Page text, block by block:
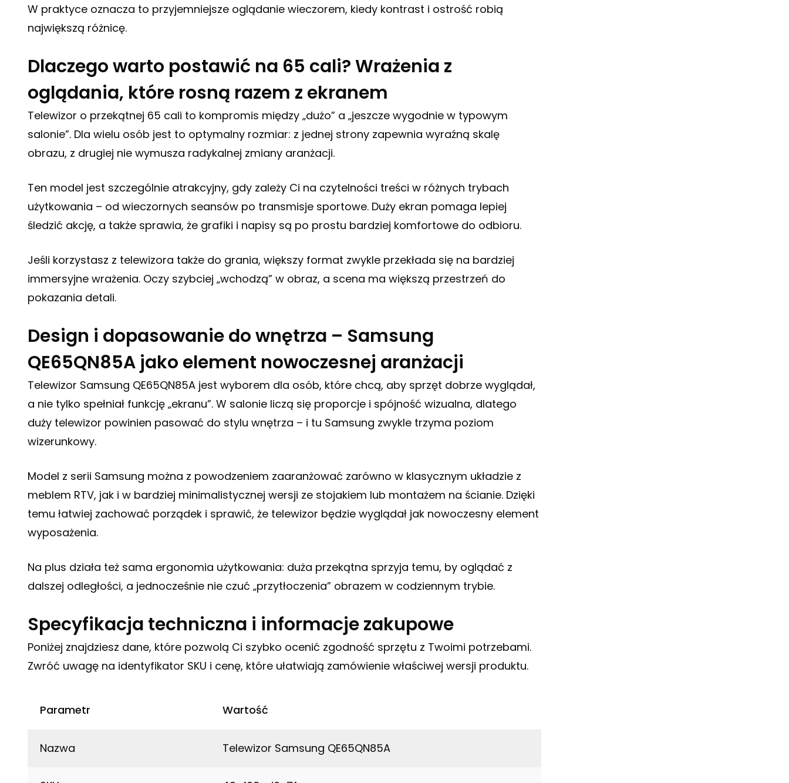
W praktyce oznacza to przyjemniejsze oglądanie wieczorem, kiedy kontrast i ostrość robią
największą różnicę.
Dlaczego warto postawić na 65 cali? Wrażenia z
oglądania, które rosną razem z ekranem
Telewizor o przekątnej 65 cali to kompromis między „dużo” a „jeszcze wygodnie w typowym
salonie”. Dla wielu osób jest to optymalny rozmiar: z jednej strony zapewnia wyraźną skalę
obrazu, z drugiej nie wymusza radykalnej zmiany aranżacji.
Ten model jest szczególnie atrakcyjny, gdy zależy Ci na czytelności treści w różnych trybach
użytkowania – od wieczornych seansów po transmisje sportowe. Duży ekran pomaga lepiej
śledzić akcję, a także sprawia, że grafiki i napisy są po prostu bardziej komfortowe do odbioru.
Jeśli korzystasz z telewizora także do grania, większy format zwykle przekłada się na bardziej
immersyjne wrażenia. Oczy szybciej „wchodzą” w obraz, a scena ma większą przestrzeń do
pokazania detali.
Design i dopasowanie do wnętrza – Samsung
QE65QN85A jako element nowoczesnej aranżacji
Telewizor Samsung QE65QN85A jest wyborem dla osób, które chcą, aby sprzęt dobrze wyglądał,
a nie tylko spełniał funkcję „ekranu”. W salonie liczą się proporcje i spójność wizualna, dlatego
duży telewizor powinien pasować do stylu wnętrza – i tu Samsung zwykle trzyma poziom
wizerunkowy.
Model z serii Samsung można z powodzeniem zaaranżować zarówno w klasycznym układzie z
meblem RTV, jak i w bardziej minimalistycznej wersji ze stojakiem lub montażem na ścianie. Dzięki
temu łatwiej zachować porządek i sprawić, że telewizor będzie wyglądał jak nowoczesny element
wyposażenia.
Na plus działa też sama ergonomia użytkowania: duża przekątna sprzyja temu, by oglądać z
dalszej odległości, a jednocześnie nie czuć „przytłoczenia” obrazem w codziennym trybie.
Specyfikacja techniczna i informacje zakupowe
Poniżej znajdziesz dane, które pozwolą Ci szybko ocenić zgodność sprzętu z Twoimi potrzebami.
Zwróć uwagę na identyfikator SKU i cenę, które ułatwiają zamówienie właściwej wersji produktu.
Parametr Wartość
Nazwa Telewizor Samsung QE65QN85A